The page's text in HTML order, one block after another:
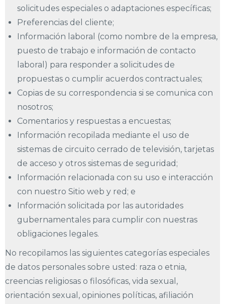
solicitudes especiales o adaptaciones específicas;
Preferencias del cliente;
Información laboral (como nombre de la empresa,
puesto de trabajo e información de contacto
laboral) para responder a solicitudes de
propuestas o cumplir acuerdos contractuales;
Copias de su correspondencia si se comunica con
nosotros;
Comentarios y respuestas a encuestas;
Información recopilada mediante el uso de
sistemas de circuito cerrado de televisión, tarjetas
de acceso y otros sistemas de seguridad;
Información relacionada con su uso e interacción
con nuestro Sitio web y red; e
Información solicitada por las autoridades
gubernamentales para cumplir con nuestras
obligaciones legales.
No recopilamos las siguientes categorías especiales
de datos personales sobre usted: raza o etnia,
creencias religiosas o filosóficas, vida sexual,
orientación sexual, opiniones políticas, afiliación